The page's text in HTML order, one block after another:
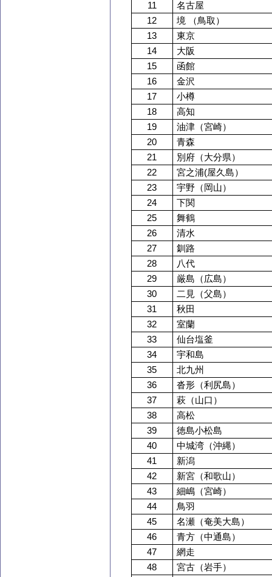
11
名古屋
12
境 （鳥取）
13
東京
14
大阪
15
函館
16
金沢
17
小樽
18
高知
19
油津（宮崎）
20
青森
21
別府（大分県）
22
宮之浦(屋久島）
23
宇野（岡山）
24
下関
25
舞鶴
26
清水
27
釧路
28
八代
29
厳島（広島）
30
二見（父島）
31
秋田
32
室蘭
33
仙台塩釜
34
宇和島
35
北九州
36
沓形（利尻島）
37
萩（山口）
38
高松
39
徳島小松島
40
中城湾（沖縄）
41
新潟
42
新宮（和歌山）
43
細嶋（宮崎）
44
鳥羽
45
名瀬（奄美大島）
46
青方（中通島）
47
網走
48
宮古（岩手）